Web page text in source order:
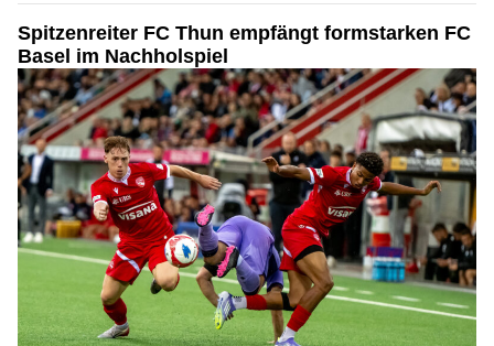
Spitzenreiter FC Thun empfängt formstarken FC
Basel im Nachholspiel